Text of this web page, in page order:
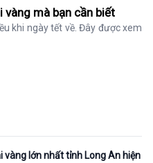
vàng mà bạn cần biết
khi ngày tết về. Đây được xem
vàng lớn nhất tỉnh Long An hiện